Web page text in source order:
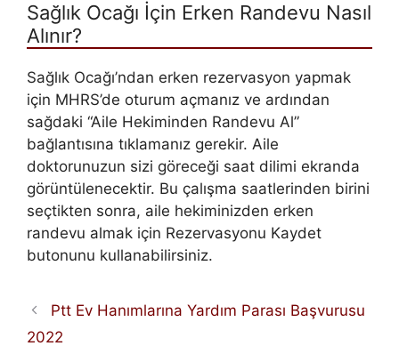
Sağlık Ocağı İçin Erken Randevu Nasıl
Alınır?
Sağlık Ocağı’ndan erken rezervasyon yapmak
için MHRS’de oturum açmanız ve ardından
sağdaki “Aile Hekiminden Randevu Al”
bağlantısına tıklamanız gerekir. Aile
doktorunuzun sizi göreceği saat dilimi ekranda
görüntülenecektir. Bu çalışma saatlerinden birini
seçtikten sonra, aile hekiminizden erken
randevu almak için Rezervasyonu Kaydet
butonunu kullanabilirsiniz.
Ptt Ev Hanımlarına Yardım Parası Başvurusu
2022